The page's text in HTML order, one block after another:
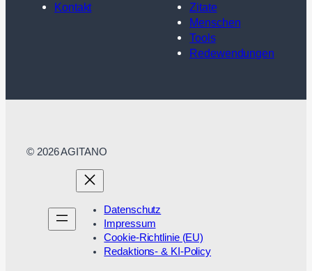
Kontakt
Zitate
Menschen
Tools
Redewendungen
© 2026 AGITANO
Datenschutz
Impressum
Cookie-Richtlinie (EU)
Redaktions- & KI-Policy